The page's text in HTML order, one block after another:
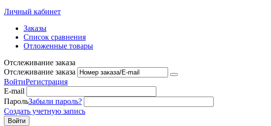
Личный кабинет
Заказы
Список сравнения
Отложенные товары
Отслеживание заказа
Отслеживание заказа
ВойтиРегистрация
E-mail
ПарольЗабыли пароль?
Создать учетную запись
Войти